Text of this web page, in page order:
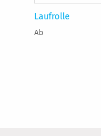
Laufrolle
Ab